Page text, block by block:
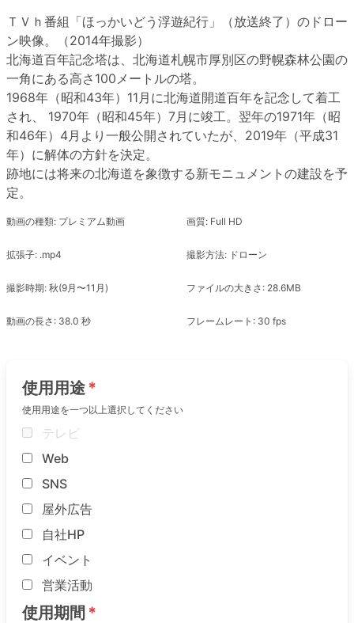
ＴＶｈ番組「ほっかいどう浮遊紀行」（放送終了）のドロー
ン映像。（2014年撮影）
北海道百年記念塔は、北海道札幌市厚別区の野幌森林公園の
一角にある高さ100メートルの塔。
1968年（昭和43年）11月に北海道開道百年を記念して着工
され、 1970年（昭和45年）7月に竣工。翌年の1971年（昭
和46年）4月より一般公開されていたが、2019年（平成31
年）に解体の方針を決定。
跡地には将来の北海道を象徴する新モニュメントの建設を予
定。
動画の種類: プレミアム動画 画質: Full HD
拡張子: .mp4 撮影方法: ドローン
撮影時期: 秋(9月〜11月) ファイルの大きさ: 28.6MB
動画の長さ: 38.0 秒 フレームレート: 30 fps
使用用途
使用用途を一つ以上選択してください
テレビ
Web
SNS
屋外広告
自社HP
イベント
営業活動
使用期間